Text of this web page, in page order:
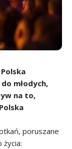
młodych,
na to,
poruszane